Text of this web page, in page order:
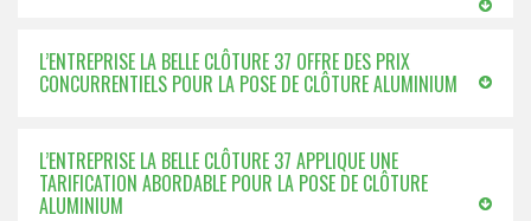
L’ENTREPRISE LA BELLE CLÔTURE 37 OFFRE DES PRIX
CONCURRENTIELS POUR LA POSE DE CLÔTURE ALUMINIUM
L’ENTREPRISE LA BELLE CLÔTURE 37 APPLIQUE UNE
TARIFICATION ABORDABLE POUR LA POSE DE CLÔTURE
ALUMINIUM